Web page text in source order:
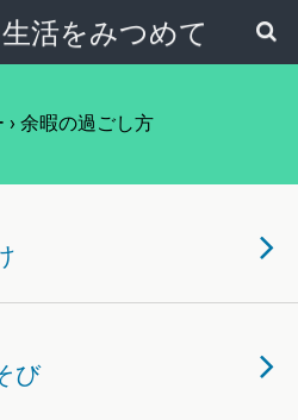
活をみつめて
› 余暇の過ごし方
び